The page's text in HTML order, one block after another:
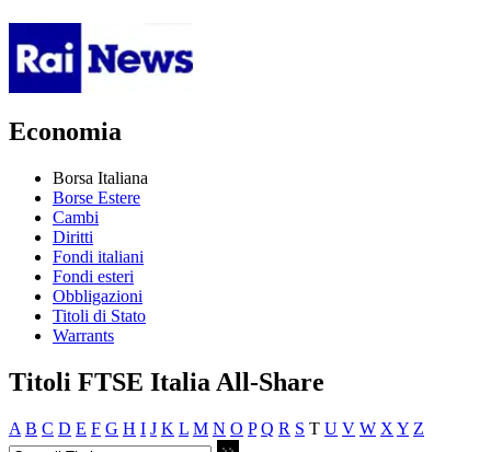
Economia
Borsa Italiana
Borse Estere
Cambi
Diritti
Fondi italiani
Fondi esteri
Obbligazioni
Titoli di Stato
Warrants
Titoli FTSE Italia All-Share
A B C D E F G H I J K L M N O P Q R S T U V W X Y Z